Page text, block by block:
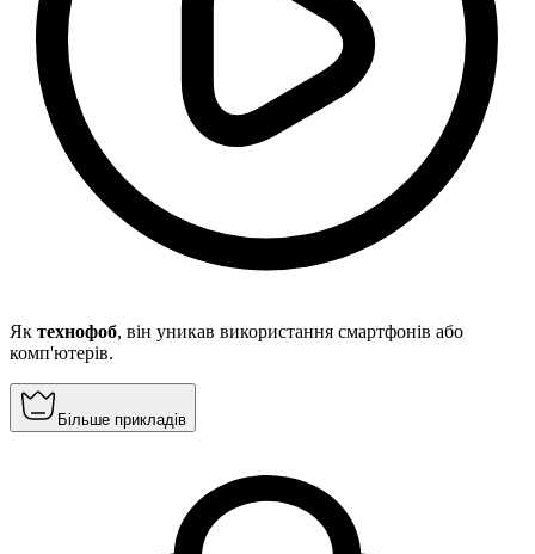
Як технофоб, він уникав використання смартфонів або
комп'ютерів.
Більше прикладів